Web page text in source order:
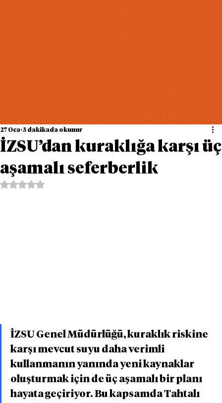
İZSU’dan kuraklığa karşı üç
aşamalı seferberlik
27 Oca 3 dakikada okunur
5 üzerinden NaN yıldız
İZSU Genel Müdürlüğü, kuraklık riskine
karşı mevcut suyu daha verimli
kullanmanın yanında yeni kaynaklar
oluşturmak için de üç aşamalı bir planı
hayata geçiriyor. Bu kapsamda Tahtalı